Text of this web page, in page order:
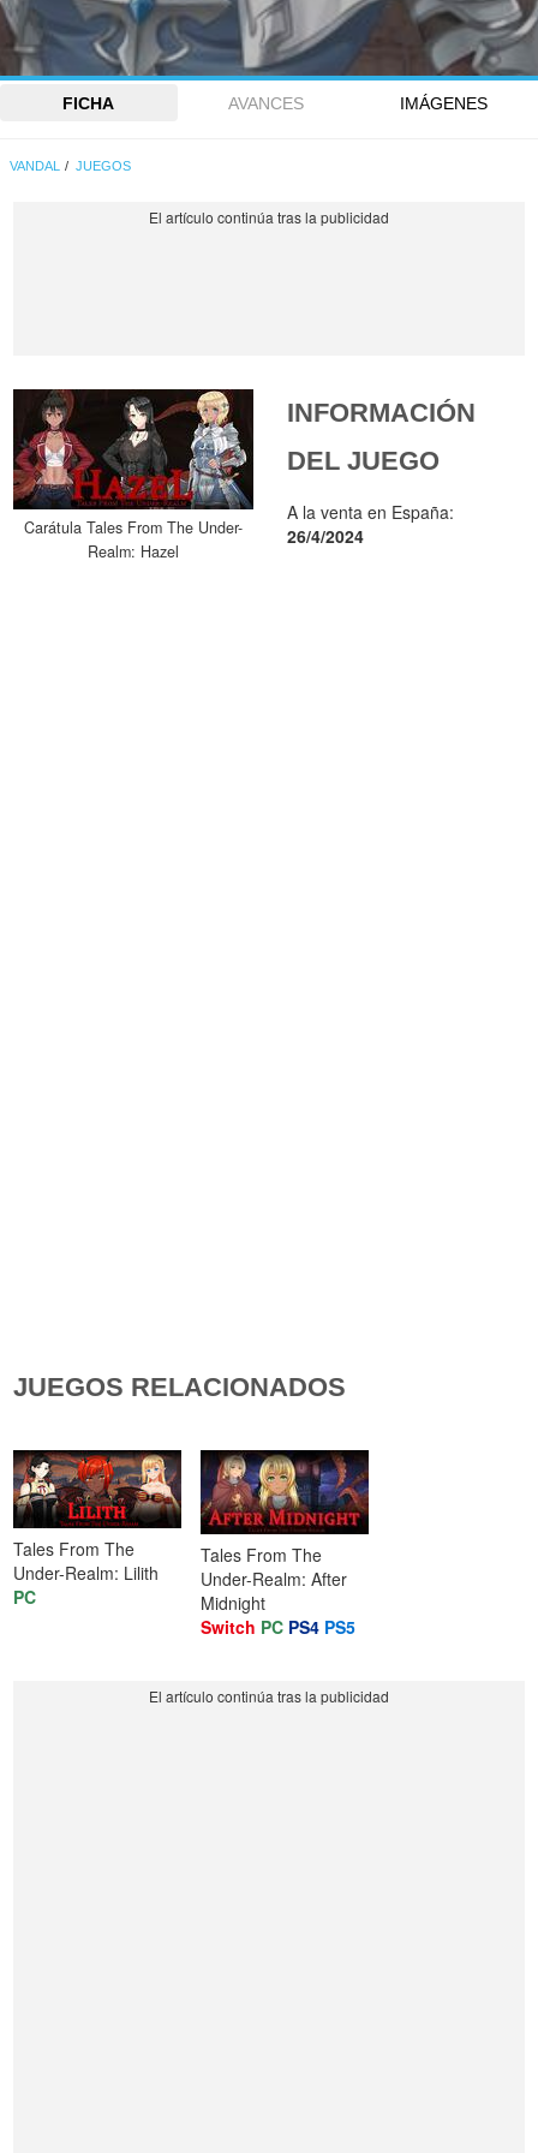
FICHA AVANCES IMÁGENES
VANDAL JUEGOS
Carátula Tales From The Under-
Realm: Hazel
INFORMACIÓN
DEL JUEGO
A la venta en España:
26/4/2024
JUEGOS RELACIONADOS
Tales From The
Under-Realm: Lilith
PC
Tales From The
Under-Realm: After
Midnight
Switch PC PS4 PS5